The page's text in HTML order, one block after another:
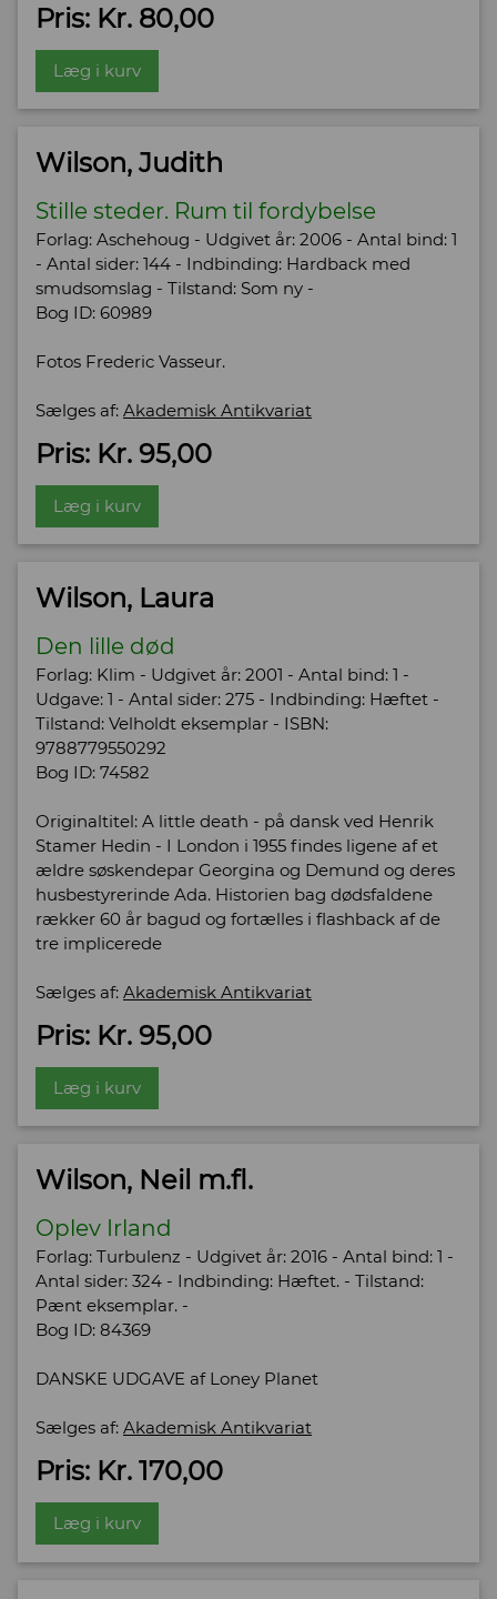
Pris: Kr. 80,00
Læg i kurv
Wilson, Judith
Stille steder. Rum til fordybelse
Forlag: Aschehoug - Udgivet år: 2006 - Antal bind: 1
- Antal sider: 144 - Indbinding: Hardback med
smudsomslag - Tilstand: Som ny -
Bog ID: 60989
Fotos Frederic Vasseur.
Sælges af: Akademisk Antikvariat
Pris: Kr. 95,00
Læg i kurv
Wilson, Laura
Den lille død
Forlag: Klim - Udgivet år: 2001 - Antal bind: 1 -
Udgave: 1 - Antal sider: 275 - Indbinding: Hæftet -
Tilstand: Velholdt eksemplar - ISBN:
9788779550292
Bog ID: 74582
Originaltitel: A little death - på dansk ved Henrik
Stamer Hedin - I London i 1955 findes ligene af et
ældre søskendepar Georgina og Demund og deres
husbestyrerinde Ada. Historien bag dødsfaldene
rækker 60 år bagud og fortælles i flashback af de
tre implicerede
Sælges af: Akademisk Antikvariat
Pris: Kr. 95,00
Læg i kurv
Wilson, Neil m.fl.
Oplev Irland
Forlag: Turbulenz - Udgivet år: 2016 - Antal bind: 1 -
Antal sider: 324 - Indbinding: Hæftet. - Tilstand:
Pænt eksemplar. -
Bog ID: 84369
DANSKE UDGAVE af Loney Planet
Sælges af: Akademisk Antikvariat
Pris: Kr. 170,00
Læg i kurv